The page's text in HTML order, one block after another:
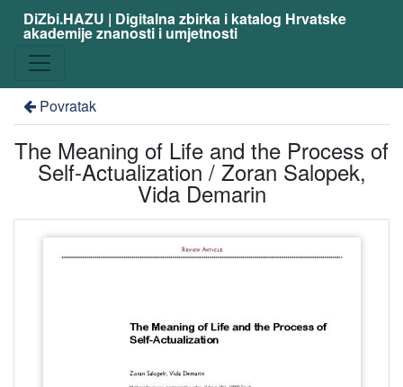
DiZbi.HAZU | Digitalna zbirka i katalog Hrvatske
akademije znanosti i umjetnosti
Povratak
The Meaning of Life and the Process of
Self-Actualization / Zoran Salopek,
Vida Demarin